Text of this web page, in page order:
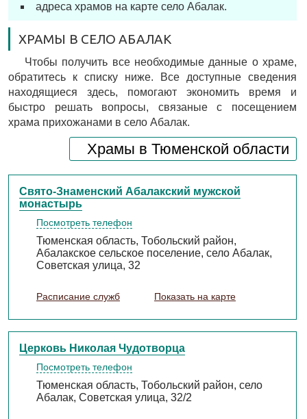
адреса храмов на карте село Абалак.
ХРАМЫ В СЕЛО АБАЛАК
Чтобы получить все необходимые данные о храме,
обратитесь к списку ниже. Все доступные сведения
находящиеся здесь, помогают экономить время и
быстро решать вопросы, связаные с посещением
храма прихожанами в село Абалак.
Храмы в Тюменской области
Свято-Знаменский Абалакский мужской
монастырь
Посмотреть телефон
Тюменская область, Тобольский район,
Абалакское сельское поселение, село Абалак,
Советская улица, 32
Расписание служб Показать на карте
Церковь Николая Чудотворца
Посмотреть телефон
Тюменская область, Тобольский район, село
Абалак, Советская улица, 32/2